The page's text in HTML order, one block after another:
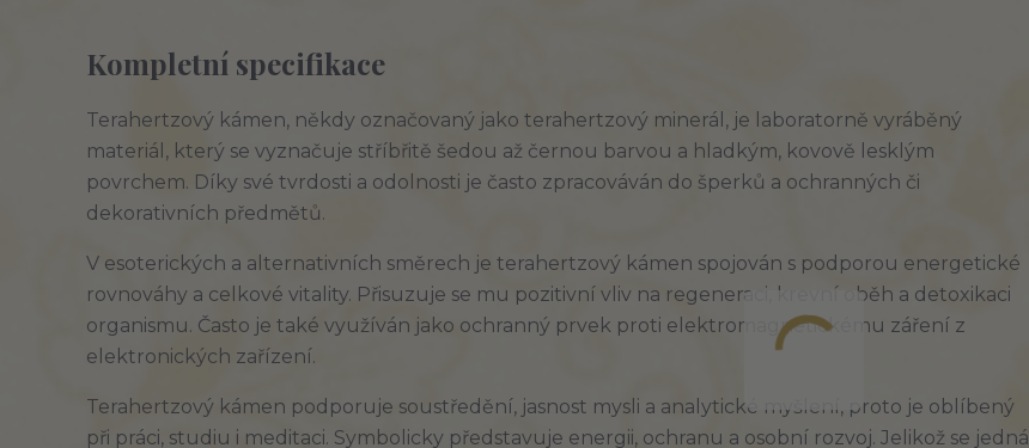
Kompletní specifikace
Terahertzový kámen, někdy označovaný jako terahertzový minerál, je laboratorně vyráběný
materiál, který se vyznačuje stříbřitě šedou až černou barvou a hladkým, kovově lesklým
povrchem. Díky své tvrdosti a odolnosti je často zpracováván do šperků a ochranných či
dekorativních předmětů.
V esoterických a alternativních směrech je terahertzový kámen spojován s podporou energetické
rovnováhy a celkové vitality. Přisuzuje se mu pozitivní vliv na regeneraci, krevní oběh a detoxikaci
organismu. Často je také využíván jako ochranný prvek proti elektromagnetickému záření z
elektronických zařízení.
Terahertzový kámen podporuje soustředění, jasnost mysli a analytické myšlení, proto je oblíbený
při práci, studiu i meditaci. Symbolicky představuje energii, ochranu a osobní rozvoj. Jelikož se jedná